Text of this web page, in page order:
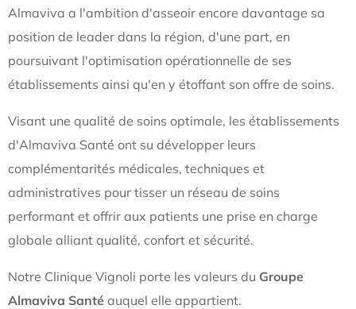
Almaviva a l'ambition d'asseoir encore davantage sa
position de leader dans la région, d'une part, en
poursuivant l'optimisation opérationnelle de ses
établissements ainsi qu'en y étoffant son offre de soins.
Visant une qualité de soins optimale, les établissements
d'Almaviva Santé ont su développer leurs
complémentarités médicales, techniques et
administratives pour tisser un réseau de soins
performant et offrir aux patients une prise en charge
globale alliant qualité, confort et sécurité.
Notre Clinique Vignoli porte les valeurs du Groupe
Almaviva Santé auquel elle appartient.